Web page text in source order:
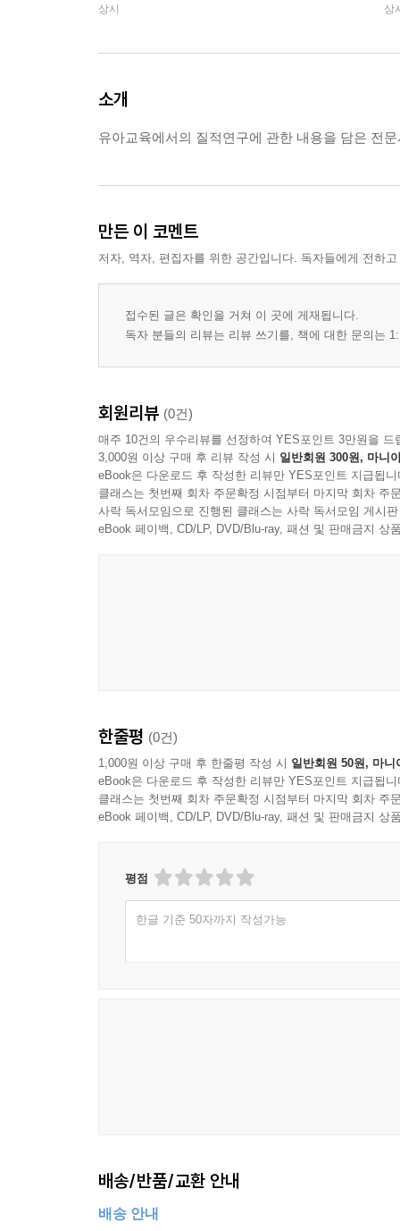
상시 상
소개
유아교육에서의 질적연구에 관한 내용을 담은 전
만든 이 코멘트
저자, 역자, 편집자를 위한 공간입니다. 독자들에게 전하
접수된 글은 확인을 거쳐 이 곳에 게재됩니다.
독자 분들의 리뷰는 리뷰 쓰기를, 책에 대한 문의는
회원리뷰 (0건)
매주 10건의 우수리뷰를 선정하여 YES포인트 3만원을 드
3,000원 이상 구매 후 리뷰 작성 시 일반회원 300원, 마니
eBook은 다운로드 후 작성한 리뷰만 YES포인트 지급됩니
클래스는 첫번째 회차 주문확정 시점부터 마지막 회차 주
사락 독서모임으로 진행된 클래스는 사락 독서모임 게시
eBook 페이백, CD/LP, DVD/Blu-ray, 패션 및 판매금지 상
한줄평 (0건)
1,000원 이상 구매 후 한줄평 작성 시 일반회원 50원, 마니
eBook은 다운로드 후 작성한 리뷰만 YES포인트 지급됩니
클래스는 첫번째 회차 주문확정 시점부터 마지막 회차 주
eBook 페이백, CD/LP, DVD/Blu-ray, 패션 및 판매금지 상
평점
한글 기준 50자까지 작성가능
배송/반품/교환 안내
배송 안내